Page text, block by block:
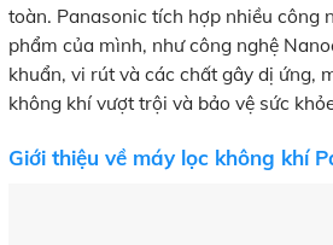
toàn. Panasonic tích hợp nhiều công
phẩm của mình, như công nghệ
khuẩn, vi rút và các chất gây dị ứng,
không khí vượt trội và bảo vệ sức
Giới thiệu về máy lọc không khí